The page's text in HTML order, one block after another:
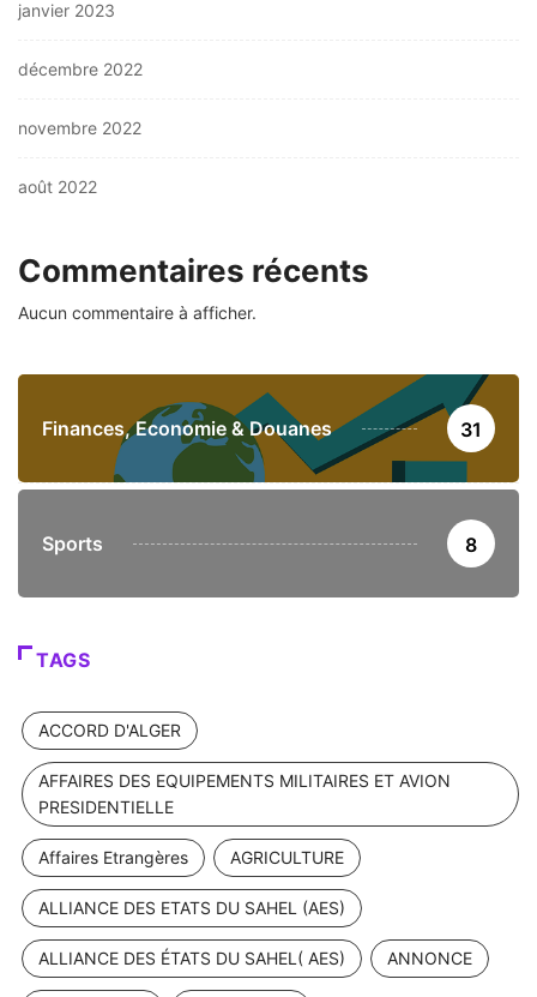
janvier 2023
décembre 2022
novembre 2022
août 2022
Commentaires récents
Aucun commentaire à afficher.
Finances, Economie & Douanes 31
Sports 8
TAGS
ACCORD D'ALGER
AFFAIRES DES EQUIPEMENTS MILITAIRES ET AVION
PRESIDENTIELLE
Affaires Etrangères AGRICULTURE
ALLIANCE DES ETATS DU SAHEL (AES)
ALLIANCE DES ÉTATS DU SAHEL( AES) ANNONCE